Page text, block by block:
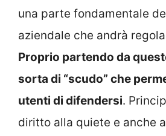
una parte fondamentale
aziendale che andrà
Proprio partendo da
sorta di “scudo” che
utenti di difendersi.
diritto alla quiete e anche